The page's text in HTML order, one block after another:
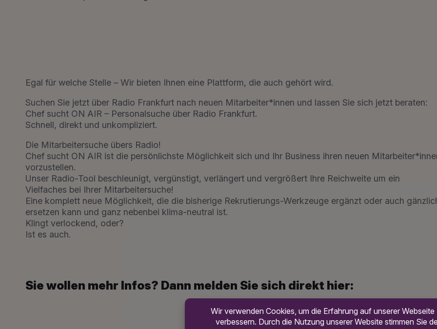
Egal für welche Stelle – Wir bieten Ihnen eine Plattform, die auch gehört wird.
Suchen Sie jetzt über Radio Frankfurt nach neuen Mitarbeiter*innen und lassen Sie sich jetzt beraten:
Chef sucht ON AIR – Personalsuche über Radio Frankfurt.
Schnell, direkt und unkompliziert.
Die Mitarbeitersuche übers Radio!
Chef sucht ON AIR ist die persönlichste Möglichkeit sich und Ihr Business ihren neuen
vorzustellen.
Unser Radio-Tool beschleunigt, vergünstigt, verlängert und vergrößert Ihre Reichweite um ein
Vielfaches bei Ihrer Mitarbeitersuche!
Eine komplett neue Möglichkeit, die die bisherige Rekrutierungs-Werkzeuge ergänzt oder auch
ersetzen kann und ganz nebenbei klima-neutral ist.
Klingt verlockend, oder?
Ist es auch.
Sie wollen mehr Infos? Dann melden Sie sich direkt hier: